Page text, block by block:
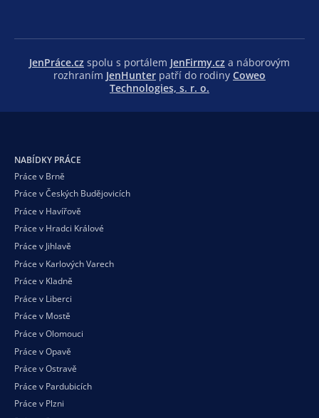
JenPráce.cz spolu s portálem JenFirmy.cz a náborovým
rozhraním JenHunter patří do rodiny Coweo
Technologies, s. r. o.
NABÍDKY PRÁCE
Práce v Brně
Práce v Českých Budějovicích
Práce v Havířově
Práce v Hradci Králové
Práce v Jihlavě
Práce v Karlových Varech
Práce v Kladně
Práce v Liberci
Práce v Mostě
Práce v Olomouci
Práce v Opavě
Práce v Ostravě
Práce v Pardubicích
Práce v Plzni